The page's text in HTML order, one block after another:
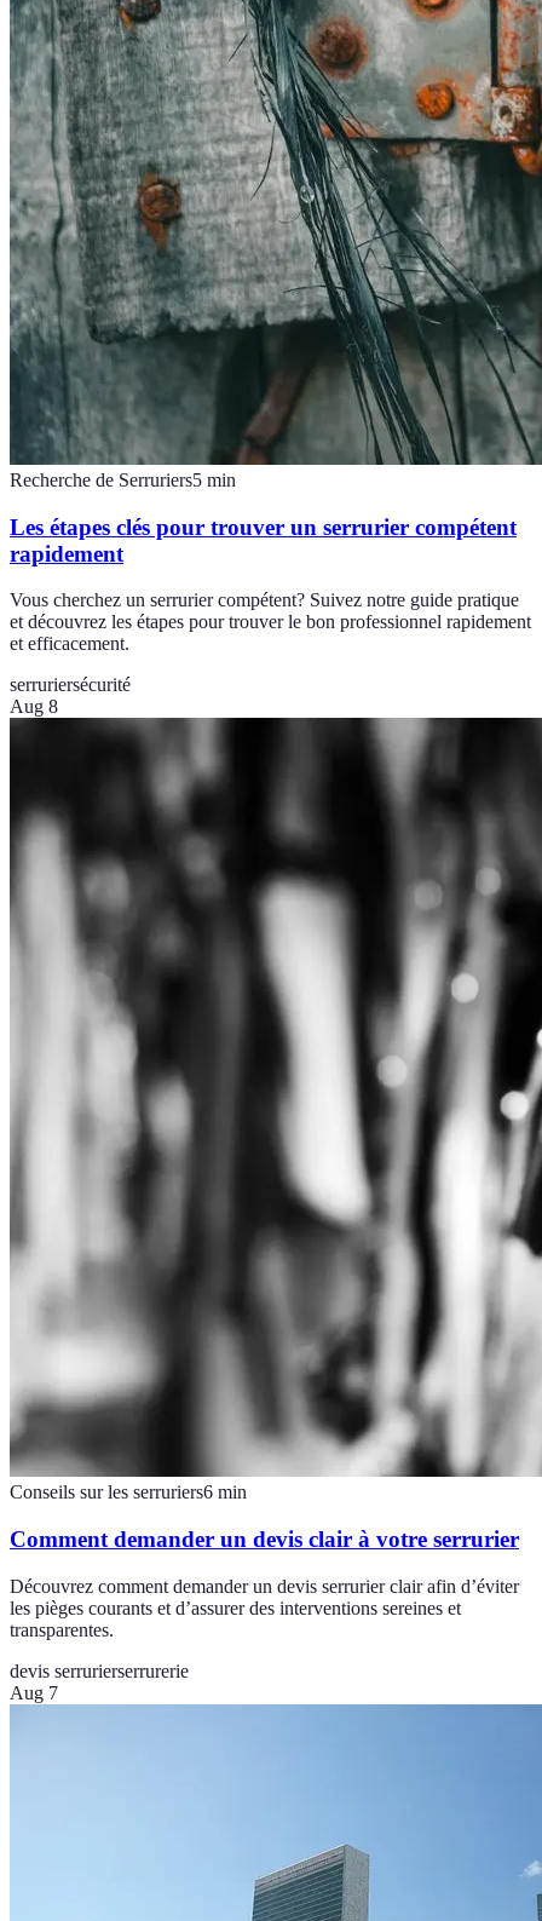
Recherche de Serruriers5 min
Les étapes clés pour trouver un serrurier compétent
rapidement
Vous cherchez un serrurier compétent? Suivez notre guide pratique
et découvrez les étapes pour trouver le bon professionnel rapidement
et efficacement.
serruriersécurité
Aug 8
Conseils sur les serruriers6 min
Comment demander un devis clair à votre serrurier
Découvrez comment demander un devis serrurier clair afin d’éviter
les pièges courants et d’assurer des interventions sereines et
transparentes.
devis serrurierserrurerie
Aug 7